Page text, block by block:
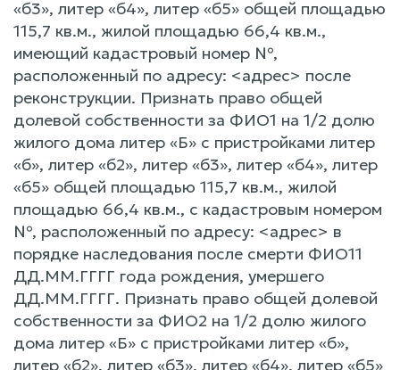
«б3», литер «б4», литер «б5» общей площадью
115,7 кв.м., жилой площадью 66,4 кв.м.,
имеющий кадастровый номер №,
расположенный по адресу: <адрес> после
реконструкции. Признать право общей
долевой собственности за ФИО1 на 1/2 долю
жилого дома литер «Б» с пристройками литер
«б», литер «б2», литер «б3», литер «б4», литер
«б5» общей площадью 115,7 кв.м., жилой
площадью 66,4 кв.м., с кадастровым номером
№, расположенный по адресу: <адрес> в
порядке наследования после смерти ФИО11
ДД.ММ.ГГГГ года рождения, умершего
ДД.ММ.ГГГГ. Признать право общей долевой
собственности за ФИО2 на 1/2 долю жилого
дома литер «Б» с пристройками литер «б»,
литер «б2», литер «б3», литер «б4», литер «б5»